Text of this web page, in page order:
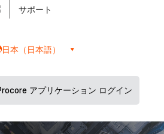
サポート
日本（日本語）
アプリケーション ログイン